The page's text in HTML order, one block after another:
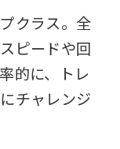
クラス。全
ピードや回
的に、トレ
チャレンジ